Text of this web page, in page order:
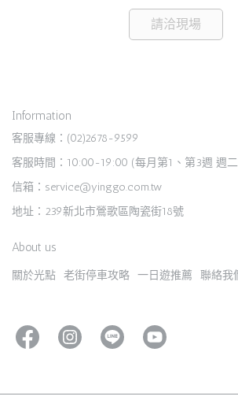
請洽現場
Information
客服專線：(02)2678-9599
客服時間：10:00-19:00 (每月第1、第3週 週
信箱：service@yinggo.com.tw
地址：239新北市鶯歌區陶瓷街18號
About us
關於光點 老街停車攻略 一日遊推薦 聯絡我